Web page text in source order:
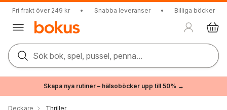
Fri frakt över 249 kr • Snabba leveranser • Billiga böcker
Sök bok, spel, pussel, penna...
Skapa nya rutiner – hälsoböcker upp till 50% →
Deckare Thriller